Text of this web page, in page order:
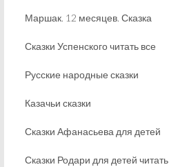
Маршак. 12 месяцев. Сказка
Сказки Успенского читать все
Русские народные сказки
Казачьи сказки
Сказки Афанасьева для детей
Сказки Родари для детей читать